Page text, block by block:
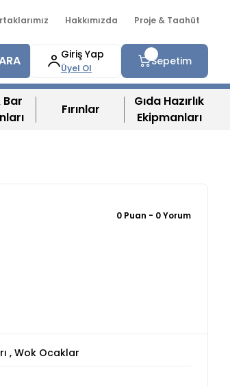
Hakkımızda Proje & Taahüt
Giriş Yap
Üyel Ol
Sepetim
Fırınlar
Gıda Hazırlık
Ekipmanları
0 Puan - 0 Yorum
, Wok Ocaklar